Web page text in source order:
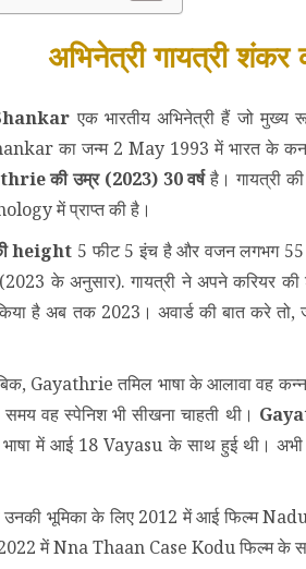
अभिनेत्री गायत्री शंकर
एक भारतीय अभिनेत्री हैं जो
का जन्म 2 May 1993 में भारत के
की उम्र (2023) 30 वर्षहै। गायत्री
में प्राप्त की है।
height 5 फीट 5 इंच है और वजन लगभग 55
के अनुसार). गायत्री ने अपने करियर
है अब तक 2023। अवार्ड की बात करे तो,
Gayathrie तमिल भाषा के आलावा वह
वह स्पेनिश भी सीखना चाहती थी।
में आई 18 Vayasu के साथ हुई थी।
भूमिका के लिए 2012 में आई फिल्म
2022 में Nna Thaan Case Kodu फिल्म के